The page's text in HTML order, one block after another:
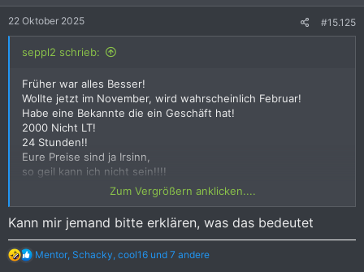
22 Oktober 2025 #15.125
seppl2 schrieb:
Früher war alles Besser!
Wollte jetzt im November, wird wahrscheinlich Februar!
Habe eine Bekannte die ein Geschäft hat!
2000 Nicht LT!
24 Stunden!!
Eure Preise sind ja Irsinn,
so geil kann ich nicht sein!!!!
Zum Vergrößern anklicken....
Kann mir jemand bitte erklären, was das bedeutet
R
Mentor Schacky cool16 und 7 andere